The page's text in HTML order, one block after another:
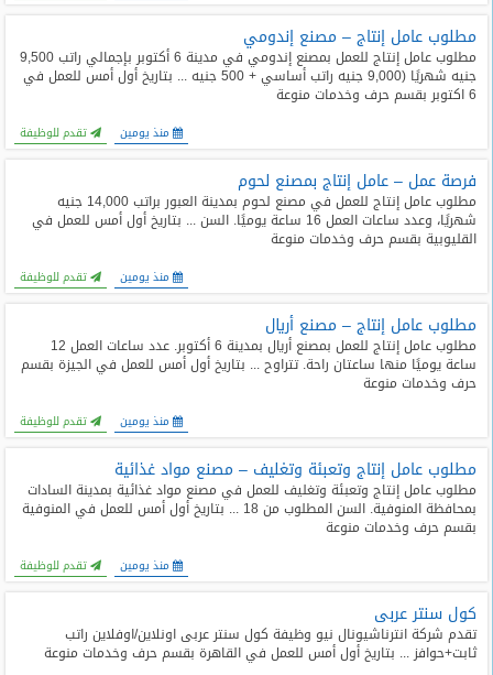
مطلوب عامل إنتاج – مصنع إندومي
مطلوب عامل إنتاج للعمل بمصنع إندومي في مدينة 6 أكتوبر بإجمالي راتب 9,500
جنيه شهريًا (9,000 جنيه راتب أساسي + 500 جنيه ... بتاريخ أول أمس للعمل في
6 اكتوبر بقسم حرف وخدمات منوعة
منذ يومين تقدم للوظيفة
فرصة عمل – عامل إنتاج بمصنع لحوم
مطلوب عامل إنتاج للعمل في مصنع لحوم بمدينة العبور براتب 14,000 جنيه
شهريًا، وعدد ساعات العمل 16 ساعة يوميًا. السن ... بتاريخ أول أمس للعمل في
القليوبية بقسم حرف وخدمات منوعة
منذ يومين تقدم للوظيفة
مطلوب عامل إنتاج – مصنع أريال
مطلوب عامل إنتاج للعمل بمصنع أريال بمدينة 6 أكتوبر. عدد ساعات العمل 12
ساعة يوميًا منها ساعتان راحة. تتراوح ... بتاريخ أول أمس للعمل في الجيزة بقسم
حرف وخدمات منوعة
منذ يومين تقدم للوظيفة
مطلوب عامل إنتاج وتعبئة وتغليف – مصنع مواد غذائية
مطلوب عامل إنتاج وتعبئة وتغليف للعمل في مصنع مواد غذائية بمدينة السادات
بمحافظة المنوفية. السن المطلوب من 18 ... بتاريخ أول أمس للعمل في المنوفية
بقسم حرف وخدمات منوعة
منذ يومين تقدم للوظيفة
كول سنتر عربى
تقدم شركة انترناشيونال نيو وظيفة كول سنتر عربى اونلاين/اوفلاين راتب
ثابت+حوافز ... بتاريخ أول أمس للعمل في القاهرة بقسم حرف وخدمات منوعة